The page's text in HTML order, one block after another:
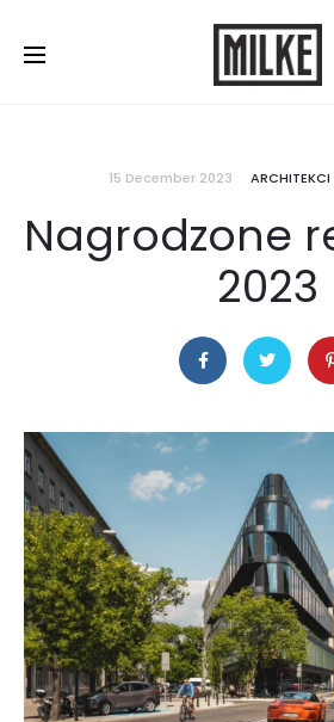
Contact us:577 507
15 December 2023 ARCHITEKCI
Nagrodzone
2023